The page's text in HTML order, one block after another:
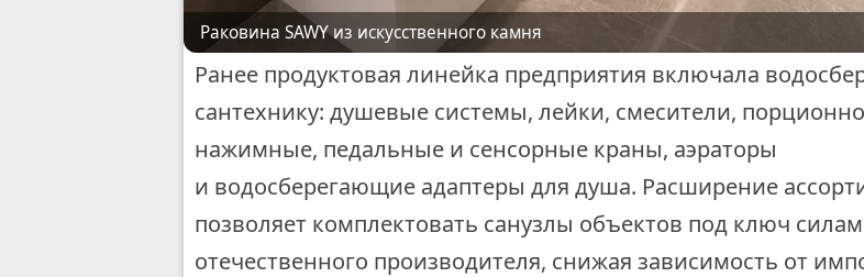
Раковина SAWY из искусственного камня
Ранее продуктовая линейка предприятия включала
сантехнику: душевые системы, лейки, смесители,
нажимные, педальные и сенсорные краны, аэраторы
и водосберегающие адаптеры для душа. Расширение
позволяет комплектовать санузлы объектов под ключ
отечественного производителя, снижая зависимость от